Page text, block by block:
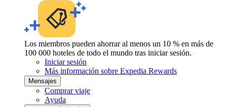
Los miembros pueden ahorrar al menos un 10 % en más de
100 000 hoteles de todo el mundo tras iniciar sesión.
Iniciar sesión
Más información sobre Expedia Rewards
Mensajes
Comprar viaje
Ayuda